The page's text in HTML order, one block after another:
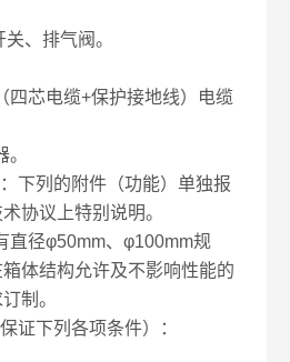
、排气阀。
四芯电缆+保护接地线）电缆
下列的附件（功能）单独报
协议上特别说明。
直径φ50mm、φ100mm规
体结构允许及不影响性能的
制。
证下列各项条件）：